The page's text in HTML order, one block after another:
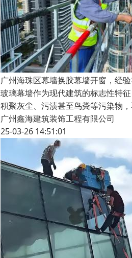
广州海珠区幕墙换胶幕墙开窗，经
玻璃幕墙作为现代建筑的标志性特
积聚灰尘、污渍甚至鸟粪等污染物
广州鑫海建筑装饰工程有限公司
25-03-26 14:51:01